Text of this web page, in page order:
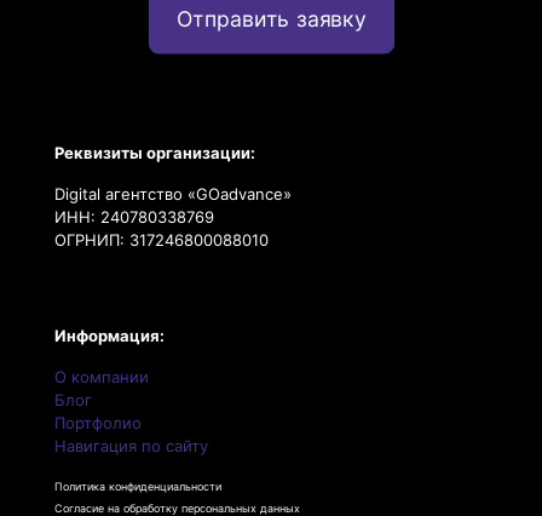
Отправить заявку
Реквизиты организации:
Digital агентство «GOadvance»
ИНН: 240780338769
ОГРНИП: 317246800088010
Информация:
О компании
Блог
Портфолио
Навигация по сайту
Политика конфиденциальности
Согласие на обработку персональных данных